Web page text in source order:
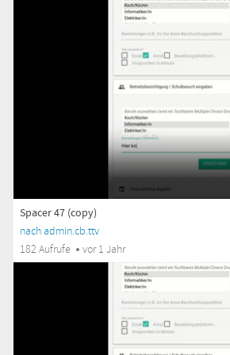
Spacer 47 (copy)
nach admin.cb.ttv
182 Aufrufe
vor 1 Jahr